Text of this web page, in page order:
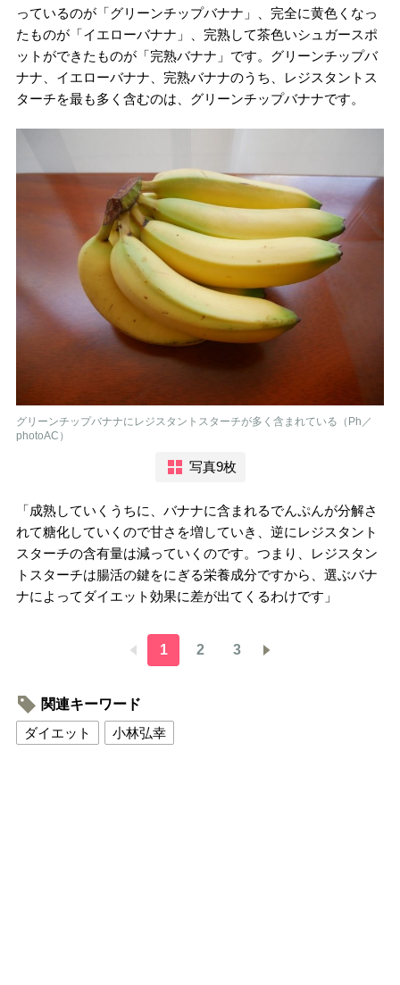
っているのが「グリーンチップバナナ」、完全に黄色くなっ
たものが「イエローバナナ」、完熟して茶色いシュガースポ
ットができたものが「完熟バナナ」です。グリーンチップバ
ナナ、イエローバナナ、完熟バナナのうち、レジスタントス
ターチを最も多く含むのは、グリーンチップバナナです。
グリーンチップバナナにレジスタントスターチが多く含まれている（Ph／
photoAC）
写真9枚
「成熟していくうちに、バナナに含まれるでんぷんが分解さ
れて糖化していくので甘さを増していき、逆にレジスタント
スターチの含有量は減っていくのです。つまり、レジスタン
トスターチは腸活の鍵をにぎる栄養成分ですから、選ぶバナ
ナによってダイエット効果に差が出てくるわけです」
1 2 3
関連キーワード
ダイエット
小林弘幸